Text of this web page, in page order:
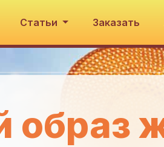
Статьи Заказать
образ